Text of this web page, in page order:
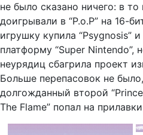
не было сказано ничего: в
доигрывали в “P.o.P” на 16-
игрушку купила “Psygnosis”
платформу “Super Nintendo”,
неурядиц сбагрила проект
Больше перепасовок не
долгожданный второй
The Flame” попал на